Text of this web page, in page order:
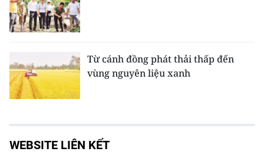
Từ cánh đồng phát thải thấp đến
vùng nguyên liệu xanh
WEBSITE LIÊN KẾT